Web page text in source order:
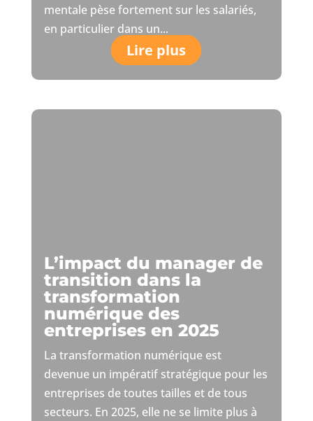
mentale pèse fortement sur les salariés,
en particulier dans un...
Lire plus
L’impact du manager de
transition dans la
transformation
numérique des
entreprises en 2025
La transformation numérique est
devenue un impératif stratégique pour les
entreprises de toutes tailles et de tous
secteurs. En 2025, elle ne se limite plus à